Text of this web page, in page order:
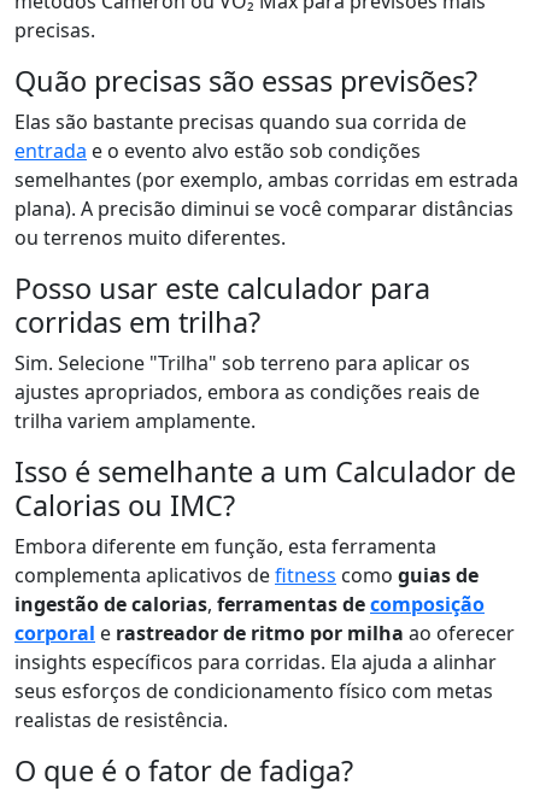
precisas.
Quão precisas são essas previsões?
Elas são bastante precisas quando sua corrida de
entrada e o evento alvo estão sob condições
semelhantes (por exemplo, ambas corridas em estrada
plana). A precisão diminui se você comparar distâncias
ou terrenos muito diferentes.
Posso usar este calculador para
corridas em trilha?
Sim. Selecione "Trilha" sob terreno para aplicar os
ajustes apropriados, embora as condições reais de
trilha variem amplamente.
Isso é semelhante a um Calculador de
Calorias ou IMC?
Embora diferente em função, esta ferramenta
complementa aplicativos defitness como guias de
ingestão de calorias, ferramentas decomposição
corporal e rastreador de ritmo por milha ao oferecer
insights específicos para corridas. Ela ajuda a alinhar
seus esforços de condicionamento físico com metas
realistas de resistência.
O que é o fator de fadiga?